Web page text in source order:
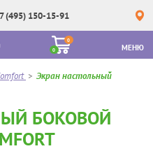
(495) 150-15-91
0
0
МЕНЮ
> Экран настольный
БОКОВОЙ